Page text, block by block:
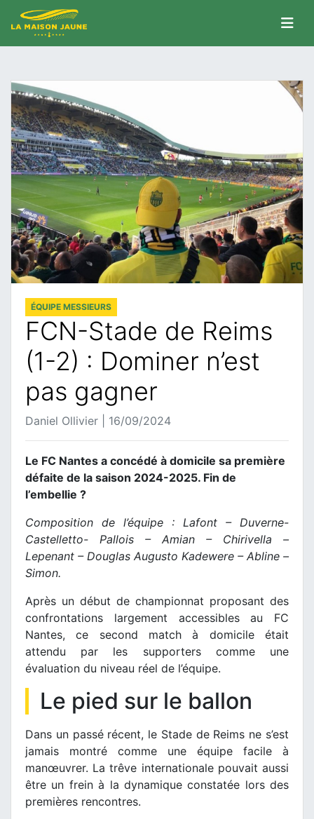
ÉQUIPE MESSIEURS
FCN-Stade de Reims
(1-2) : Dominer n’est
pas gagner
Daniel Ollivier | 16/09/2024
Le FC Nantes a concédé à domicile sa première
défaite de la saison 2024-2025. Fin de
l’embellie ?
Composition de l’équipe : Lafont – Duverne-
Castelletto- Pallois – Amian – Chirivella –
Lepenant – Douglas Augusto Kadewere – Abline –
Simon.
Après un début de championnat proposant des
confrontations largement accessibles au FC
Nantes, ce second match à domicile était
attendu par les supporters comme une
évaluation du niveau réel de l’équipe.
Le pied sur le ballon
Dans un passé récent, le Stade de Reims ne s’est
jamais montré comme une équipe facile à
manœuvrer. La trêve internationale pouvait aussi
être un frein à la dynamique constatée lors des
premières rencontres.